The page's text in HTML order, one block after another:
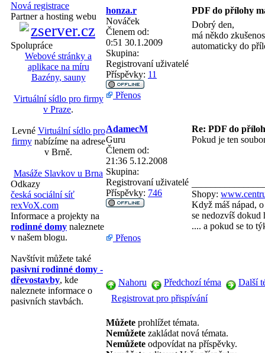
Nová registrace
Partner a hosting webu
Spolupráce
Webové stránky a
aplikace na míru
Bazény, sauny
Virtuální sídlo pro firmy
v Praze.
Levné Virtuální sídlo pro
firmynabízíme na adrese
v Brně.
Masáže Slavkov u Brna
Odkazy
česká sociální síť
rexVoX.com
Informace a projekty na
rodinné domy naleznete
v našem blogu.
Navštívit můžete také
pasivní rodinné domy -
dřevostavby, kde
naleznete informace o
pasivních stavbách.
honza.r
PDF do přílohy
Nováček
Členem od:
0:51 30.1.2009
Skupina:
Registrovaní uživatelé
Příspěvky: 11
Dobrý den,
má někdo
automaticky do
Přenos
AdamecM
Re: PDF do
Guru
Členem od:
21:36 5.12.2008
Skupina:
Registrovaní uživatelé
Příspěvky: 746
Pokud je ten
Shopy:
Když máš nápad,
se nedozvíš dokud
.... a pokud se to
Přenos
Nahoru Předchozí téma
Další
Registrovat pro přispívání
Můžete prohlížet témata.
Nemůžete zakládat nová témata.
Nemůžete odpovídat na příspěvky.